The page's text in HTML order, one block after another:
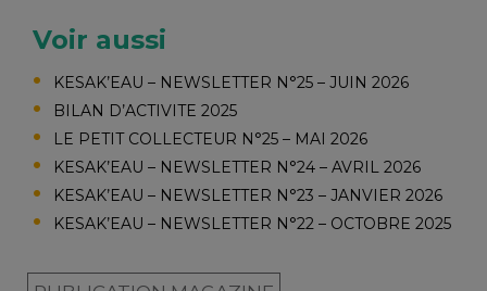
Voir aussi
KESAK’EAU – NEWSLETTER N°25 – JUIN 2026
BILAN D’ACTIVITE 2025
LE PETIT COLLECTEUR N°25 – MAI 2026
KESAK’EAU – NEWSLETTER N°24 – AVRIL 2026
KESAK’EAU – NEWSLETTER N°23 – JANVIER 2026
KESAK’EAU – NEWSLETTER N°22 – OCTOBRE 2025